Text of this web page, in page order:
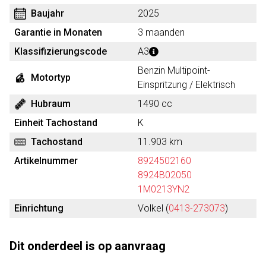
Baujahr
2025
Garantie in Monaten
3 maanden
Klassifizierungscode
A3
Motortyp
Benzin Multipoint-
Einspritzung / Elektrisch
Hubraum
1490 cc
Einheit Tachostand
K
Tachostand
11.903 km
Artikelnummer
8924502160
8924B02050
1M0213YN2
Einrichtung
Volkel (0413-273073)
Dit onderdeel is op aanvraag